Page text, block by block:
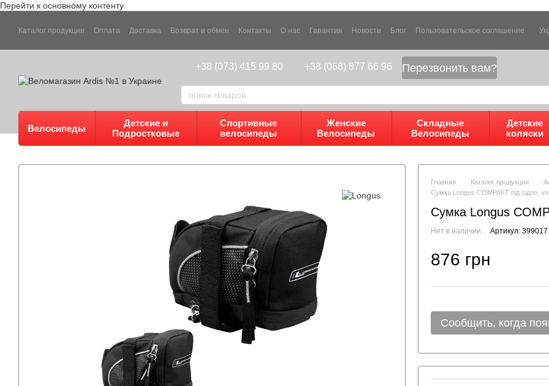
Перейти к основному контенту
Каталог продукции Оплата Доставка Возврат и обмен Контакты О нас Гарантия Новости Блог Пользовательское соглашение
+38 (073) 415 99 80 +38 (068) 877 66 96 Перезвонить вам?
Велосипеды
Детские и
Подростковые
Спортивные
велосипеды
Женские
Велосипеды
Складные
Велосипеды
Детские
коляски
Главная Каталог продукции
Сумка Longus COMPAKT під сідло,
Сумка Longus
Нет в наличии Артикул: 399017
876 грн
Сообщить, когда